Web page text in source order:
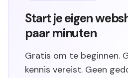
Start je eigen
paar minuten
Gratis om te beginnen.
kennis vereist. Geen